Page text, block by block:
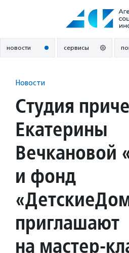
новости сервисы
Новости
Студия
Екатерины
Вечкановой
и фонд
приглашают
на мастер-